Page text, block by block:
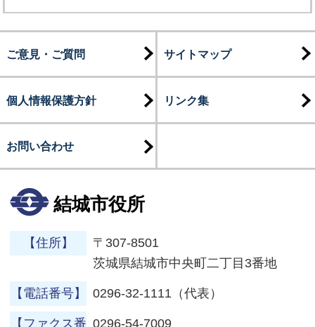
ご意見・ご質問 サイトマップ
個人情報保護方針 リンク集
お問い合わせ
結城市役所
【住所】
〒307-8501
茨城県結城市中央町二丁目3番地
【電話番号】 0296-32-1111（代表）
【ファクス番 0296-54-7009